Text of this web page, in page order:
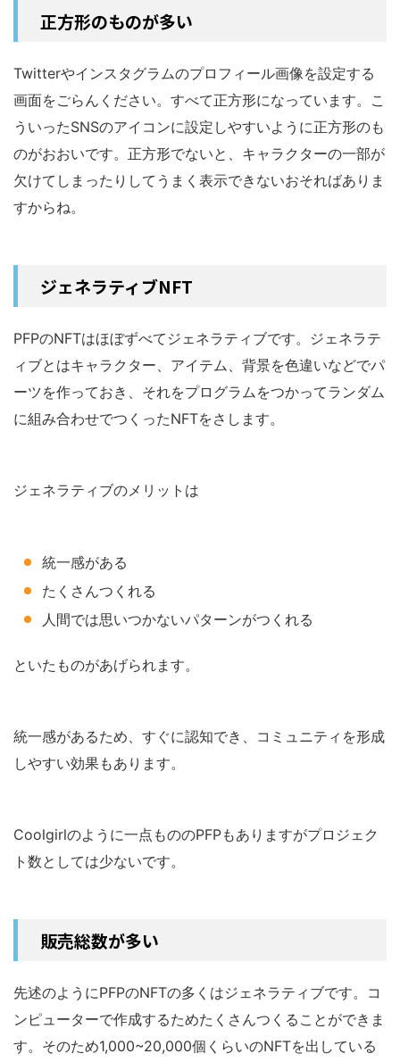
正方形のものが多い
Twitterやインスタグラムのプロフィール画像を設定する
画面をごらんください。すべて正方形になっています。こ
ういったSNSのアイコンに設定しやすいように正方形のも
のがおおいです。正方形でないと、キャラクターの一部が
欠けてしまったりしてうまく表示できないおそればありま
すからね。
ジェネラティブNFT
PFPのNFTはほぼずべてジェネラティブです。ジェネラテ
ィブとはキャラクター、アイテム、背景を色違いなどでパ
ーツを作っておき、それをプログラムをつかってランダム
に組み合わせでつくったNFTをさします。
ジェネラティブのメリットは
統一感がある
たくさんつくれる
人間では思いつかないパターンがつくれる
といたものがあげられます。
統一感があるため、すぐに認知でき、コミュニティを形成
しやすい効果もあります。
Coolgirlのように一点もののPFPもありますがプロジェク
ト数としては少ないです。
販売総数が多い
先述のようにPFPのNFTの多くはジェネラティブです。コ
ンピューターで作成するためたくさんつくることができま
す。そのため1,000~20,000個くらいのNFTを出している